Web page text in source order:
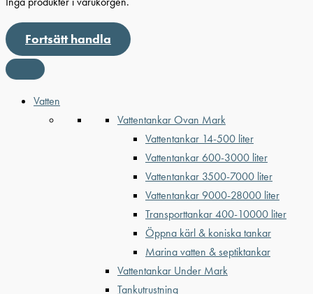
Fortsätt handla
Vatten
Vattentankar Ovan Mark
Vattentankar 14-500 liter
Vattentankar 600-3000 liter
Vattentankar 3500-7000 liter
Vattentankar 9000-28000 liter
Transporttankar 400-10000 liter
Öppna kärl & koniska tankar
Marina vatten & septiktankar
Vattentankar Under Mark
Tankutrustning